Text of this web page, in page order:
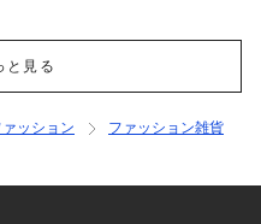
と見る
ァッション
ファッション雑貨